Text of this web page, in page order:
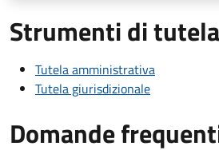
Strumenti di tutela
Tutela amministrativa
Tutela giurisdizionale
Domande